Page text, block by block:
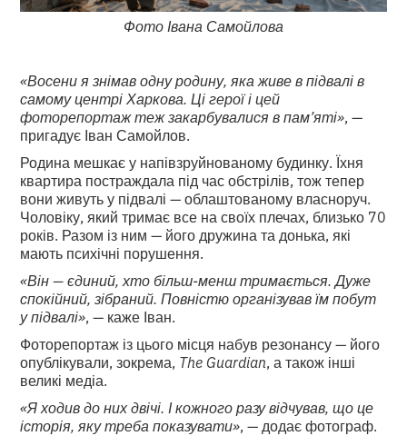
Фото Івана Самойлова
«Восени я знімав одну родину, яка живе в підвалі в
самому центрі Харкова. Ці герої і цей
фоторепортаж теж закарбувалися в пам’яті», —
пригадує Іван Самойлов.
Родина мешкає у напівзруйнованому будинку. Їхня
квартира постраждала під час обстрілів, тож тепер
вони живуть у підвалі — облаштованому власноруч.
Чоловіку, який тримає все на своїх плечах, близько 70
років. Разом із ним — його дружина та донька, які
мають психічні порушення.
«Він — єдиний, хто більш-менш тримається. Дуже
спокійний, зібраний. Повністю організував їм побут
у підвалі», — каже Іван.
Фоторепортаж із цього місця набув резонансу — його
опублікували, зокрема, The Guardian, а також інші
великі медіа.
«Я ходив до них двічі. І кожного разу відчував, що це
історія, яку треба показувати», — додає фотограф.